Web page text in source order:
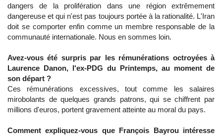
dangers de la prolifération dans une région extrêmement
dangereuse et qui n'est pas toujours portée à la rationalité. L'Iran
doit se comporter enfin comme un membre responsable de la
communauté internationale. Nous en sommes loin.
Avez-vous été surpris par les rémunérations octroyées à
Laurence Danon, l'ex-PDG du Printemps, au moment de
son départ ?
Ces rémunérations excessives, tout comme les salaires
mirobolants de quelques grands patrons, qui se chiffrent par
millions d'euros, portent gravement atteinte au moral du pays.
Comment expliquez-vous que François Bayrou intéresse